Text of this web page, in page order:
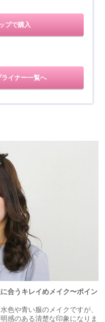
プで購入
イナー一覧へ
合うキレイめメイク〜ポイン
色や青い服のメイクですが、
感のある清楚な印象になりま